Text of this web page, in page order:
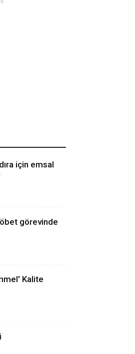
için emsal
görevinde
Kalite